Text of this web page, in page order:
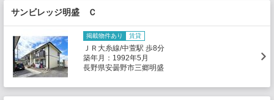
サンビレッジ明盛 Ｃ
掲載物件あり 賃貸
ＪＲ大糸線/中萱駅 歩8分
築年月：1992年5月
長野県安曇野市三郷明盛